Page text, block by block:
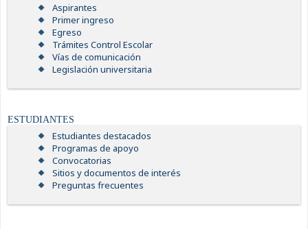
Aspirantes
Primer ingreso
Egreso
Trámites Control Escolar
Vías de comunicación
Legislación universitaria
ESTUDIANTES
Estudiantes destacados
Programas de apoyo
Convocatorias
Sitios y documentos de interés
Preguntas frecuentes